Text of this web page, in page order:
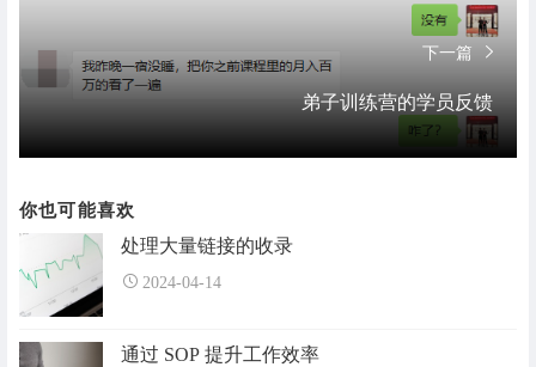
下一篇
弟子训练营的学员反馈
你也可能喜欢
处理大量链接的收录
2024-04-14
通过 SOP 提升工作效率